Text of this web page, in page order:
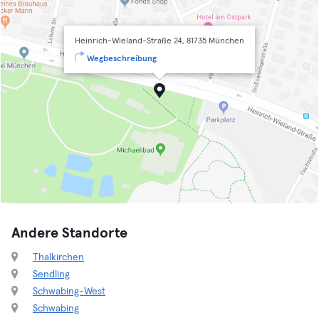
Heinrich-Wieland-Straße 24, 81735 München
Wegbeschreibung
Andere Standorte
Thalkirchen
Sendling
Schwabing-West
Schwabing